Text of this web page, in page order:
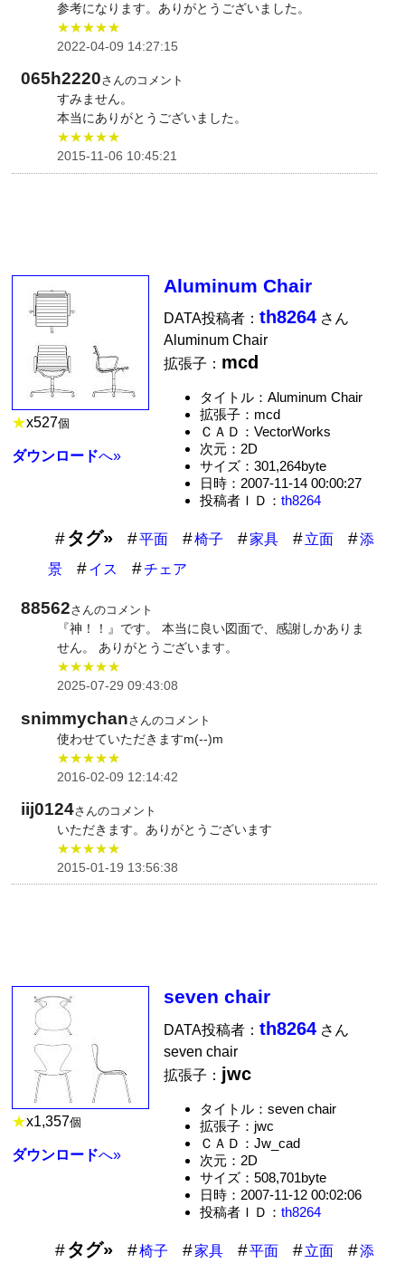
参考になります。ありがとうございました。
★★★★★
2022-04-09 14:27:15
065h2220さんのコメント
すみません。
本当にありがとうございました。
★★★★★
2015-11-06 10:45:21
★x527個
ダウンロードへ»
Aluminum Chair
DATA投稿者：th8264 さん
Aluminum Chair
拡張子： mcd
タイトル：Aluminum Chair
拡張子：mcd
ＣＡＤ：VectorWorks
次元：2D
サイズ：301,264byte
日時：2007-11-14 00:00:27
投稿者ＩＤ： th8264
タグ» 平面 椅子 家具 立面
添
景
イス チェア
88562さんのコメント
『神！！』です。 本当に良い図面で、感謝しかありま
せん。 ありがとうございます。
★★★★★
2025-07-29 09:43:08
snimmychanさんのコメント
使わせていただきますm(--)m
★★★★★
2016-02-09 12:14:42
iij0124さんのコメント
いただきます。ありがとうございます
★★★★★
2015-01-19 13:56:38
★x1,357個
ダウンロードへ»
seven chair
DATA投稿者：th8264 さん
seven chair
拡張子： jwc
タイトル：seven chair
拡張子：jwc
ＣＡＤ：Jw_cad
次元：2D
サイズ：508,701byte
日時：2007-11-12 00:02:06
投稿者ＩＤ： th8264
タグ» 椅子 家具 平面 立面
添